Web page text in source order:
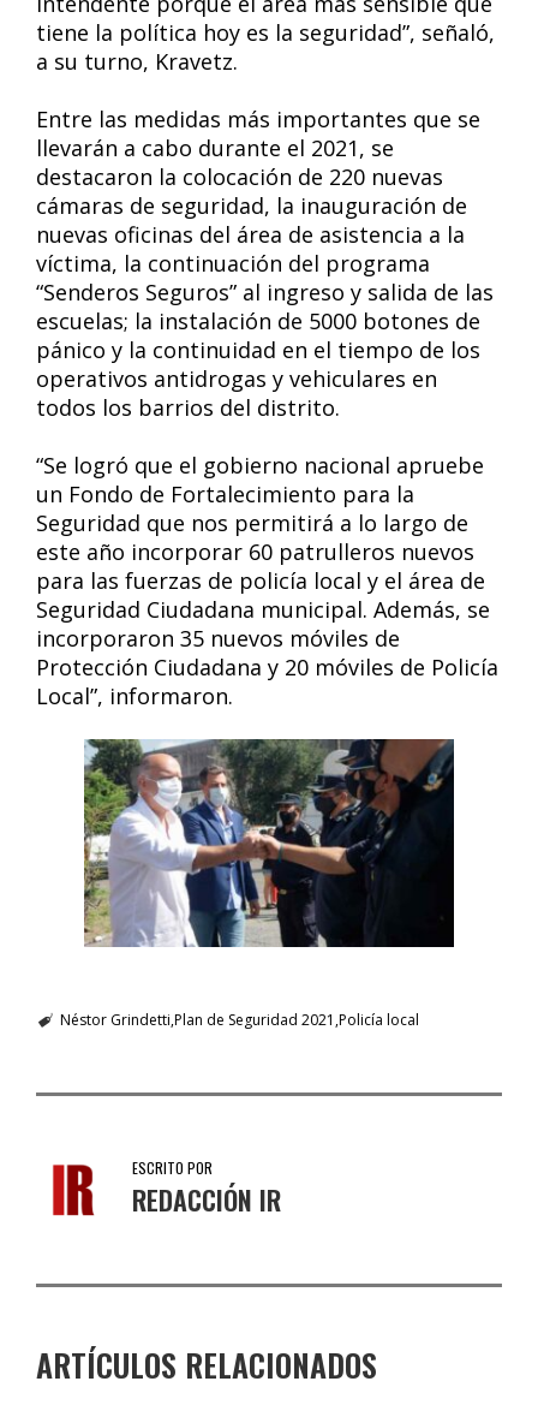
tiene la política hoy es la seguridad”, señaló,
a su turno, Kravetz.
Entre las medidas más importantes que se
llevarán a cabo durante el 2021, se
destacaron la colocación de 220 nuevas
cámaras de seguridad, la inauguración de
nuevas oficinas del área de asistencia a la
víctima, la continuación del programa
“Senderos Seguros” al ingreso y salida de las
escuelas; la instalación de 5000 botones de
pánico y la continuidad en el tiempo de los
operativos antidrogas y vehiculares en
todos los barrios del distrito.
“Se logró que el gobierno nacional apruebe
un Fondo de Fortalecimiento para la
Seguridad que nos permitirá a lo largo de
este año incorporar 60 patrulleros nuevos
para las fuerzas de policía local y el área de
Seguridad Ciudadana municipal. Además, se
incorporaron 35 nuevos móviles de
Protección Ciudadana y 20 móviles de Policía
Local”, informaron.
Néstor Grindetti Plan de Seguridad 2021 Policía local
ESCRITO POR
REDACCIÓN IR
ARTÍCULOS RELACIONADOS